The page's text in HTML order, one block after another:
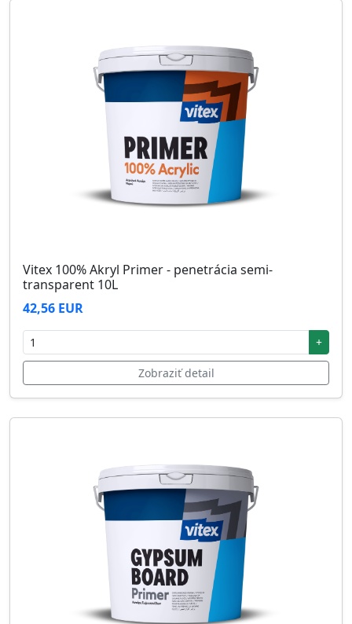
Vitex 100% Akryl Primer - penetrácia semi-
transparent 10L
42,56 EUR
+
Zobraziť detail